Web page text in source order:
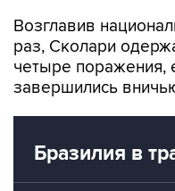
Возглавив
раз, Сколари
четыре поражения,
завершились
Бразилия в